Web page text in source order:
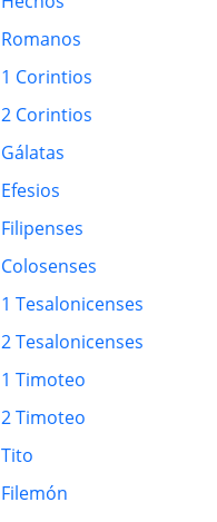
Romanos
1 Corintios
2 Corintios
Gálatas
Efesios
Filipenses
Colosenses
1 Tesalonicenses
2 Tesalonicenses
1 Timoteo
2 Timoteo
Tito
Filemón